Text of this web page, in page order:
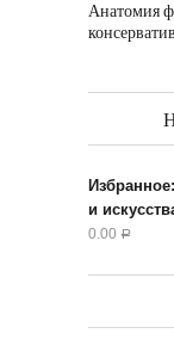
Анатомия
и
0.00 Р